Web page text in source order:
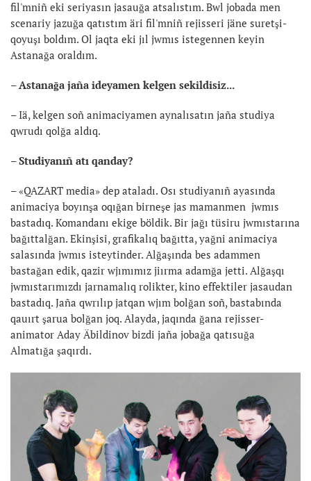
fil'mniñ eki seriyasın jasauğa atsalıstım. Bwl jobada men
scenariy jazuğa qatıstım äri fil'mniñ rejisseri jäne suretşi-
qoyuşı boldım. Ol jaqta eki jıl jwmıs istegennen keyin
Astanağa oraldım.
– Astanağa jaña ideyamen kelgen sekildisiz...
– Iä, kelgen soñ animaciyamen aynalısatın jaña studiya
qwrudı qolğa aldıq.
– Studiyanıñ atı qanday?
– «QAZART media» dep ataladı. Osı studiyanıñ ayasında
animaciya boyınşa oqığan birneşe jas mamanmen jwmıs
bastadıq. Komandanı ekige böldik. Bir jağı tüsiru jwmıstarına
bağıttalğan. Ekinşisi, grafikalıq bağıtta, yağni animaciya
salasında jwmıs isteytinder. Alğaşında bes adammen
bastağan edik, qazir wjımımız jiırma adamğa jetti. Alğaşqı
jwmıstarımızdı jarnamalıq rolikter, kino effektiler jasaudan
bastadıq. Jaña qwrılıp jatqan wjım bolğan soñ, bastabında
qauırt şarua bolğan joq. Alayda, jaqında ğana rejisser-
animator Aday Äbildinov bizdi jaña jobağa qatısuğa
Almatığa şaqırdı.